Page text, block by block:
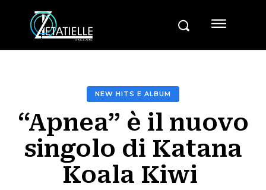
NEW HITS E ALBUM
“Apnea” è il nuovo
singolo di Katana
Koala Kiwi